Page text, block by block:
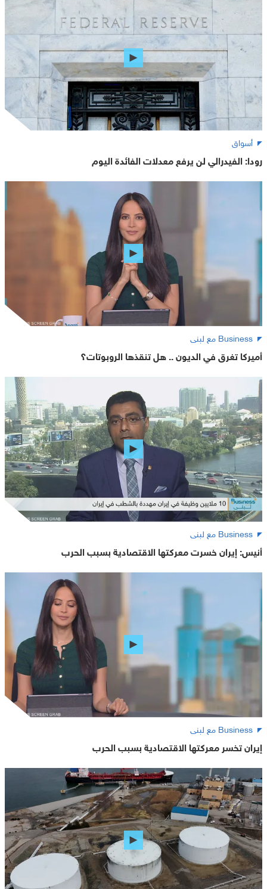
أسواق
رودا: الفيدرالي لن يرفع معدلات الفائدة اليوم
Business مع لبنى
أميركا تغرق في الديون .. هل تنقذها الروبوتات؟
Business مع لبنى
أنيس: إيران خسرت معركتها الاقتصادية بسبب الحرب
Business مع لبنى
إيران تخسر معركتها الاقتصادية بسبب الحرب